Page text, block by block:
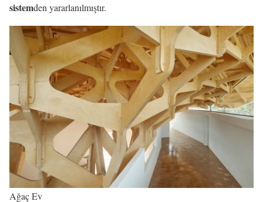
sistemden yararlanılmıştır.
Ağaç Ev